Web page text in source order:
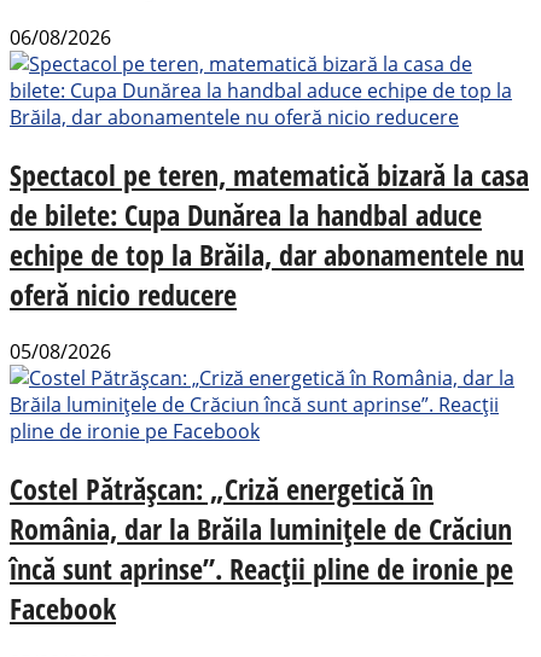
06/08/2026
Spectacol pe teren, matematică bizară la casa
de bilete: Cupa Dunărea la handbal aduce
echipe de top la Brăila, dar abonamentele nu
oferă nicio reducere
05/08/2026
Costel Pătrășcan: „Criză energetică în
România, dar la Brăila luminițele de Crăciun
încă sunt aprinse”. Reacții pline de ironie pe
Facebook